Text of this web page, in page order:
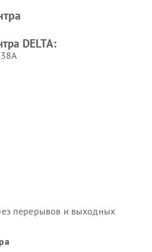
DELTA:
38А
перерывов и выходных